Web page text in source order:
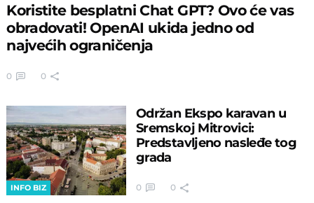
Koristite besplatni Chat GPT? Ovo će vas
obradovati! OpenAI ukida jedno od
najvećih ograničenja
0 0
INFO BIZ
Održan Ekspo karavan u
Sremskoj Mitrovici:
Predstavljeno nasleđe tog
grada
0 0